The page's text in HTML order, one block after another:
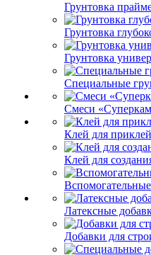
Грунтовка
Грунтовка
Грунтовка
Специальные
Смеси
Клей для
Клей для
Латексные
Добавки для